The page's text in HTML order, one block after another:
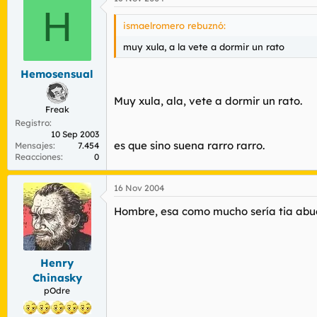
H
Hemosensual
Freak
Registro
10 Sep 2003
Mensajes
7.454
Reacciones
0
ismaelromero rebuznó:
muy xula, a la vete a dormir un rato
Muy xula, ala, vete a dormir un rato.
es que sino suena rarro rarro.
Henry
Chinasky
pOdre
16 Nov 2004
Hombre, esa como mucho sería tia